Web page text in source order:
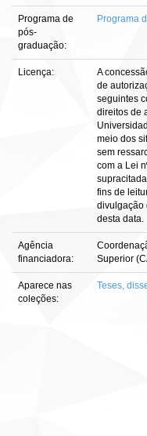
Programa de
pós-
graduação:
Programa
Licença:
A
de
seguintes
direitos de
meio dos
sem
com a Lei
fins de
divulgação
desta data.
Agência
financiadora:
Superior
Aparece nas
coleções:
Teses,